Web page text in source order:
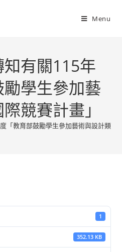
Menu
知有關115年
學生參加藝
競賽計畫」
「教育部鼓勵學生參加藝術與設計類國
1
352.13 KB